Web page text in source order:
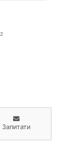
2
Запитати